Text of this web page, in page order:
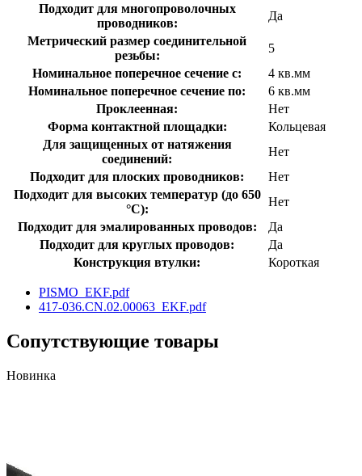
Подходит для многопроволочных
проводников:
Да
Метрический размер соединительной
резьбы:
5
Номинальное поперечное сечение с:
4 кв.мм
Номинальное поперечное сечение по:
6 кв.мм
Проклеенная:
Нет
Форма контактной площадки:
Кольцевая
Для защищенных от натяжения
соединений:
Нет
Подходит для плоских проводников:
Нет
Подходит для высоких температур (до 650
°C):
Нет
Подходит для эмалированных проводов:
Да
Подходит для круглых проводов:
Да
Конструкция втулки:
Короткая
PISMO_EKF.pdf
417-036.CN.02.00063_EKF.pdf
Сопутствующие товары
Новинка